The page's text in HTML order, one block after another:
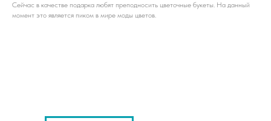
Сейчас в качестве подарка любят преподносить цветочные букеты. На данный
момент это является пиком в мире моды цветов.